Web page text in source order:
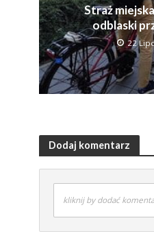
Straż
odblaski
22
Dodaj komentarz
kliknij by dodać